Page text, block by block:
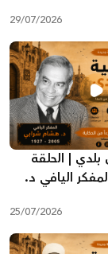
الطب والجراحة
29/07/2026
| الحلقة
اليافي د.
25/07/2026